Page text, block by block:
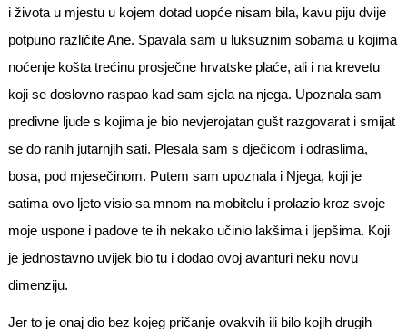
i života u mjestu u kojem dotad uopće nisam bila, kavu piju dvije
potpuno različite Ane. Spavala sam u luksuznim sobama u kojima
noćenje košta trećinu prosječne hrvatske plaće, ali i na krevetu
koji se doslovno raspao kad sam sjela na njega. Upoznala sam
predivne ljude s kojima je bio nevjerojatan gušt razgovarat i smijat
se do ranih jutarnjih sati. Plesala sam s dječicom i odraslima,
bosa, pod mjesečinom. Putem sam upoznala i Njega, koji je
satima ovo ljeto visio sa mnom na mobitelu i prolazio kroz svoje
moje uspone i padove te ih nekako učinio lakšima i ljepšima. Koji
je jednostavno uvijek bio tu i dodao ovoj avanturi neku novu
dimenziju.
Jer to je onaj dio bez kojeg pričanje ovakvih ili bilo kojih drugih